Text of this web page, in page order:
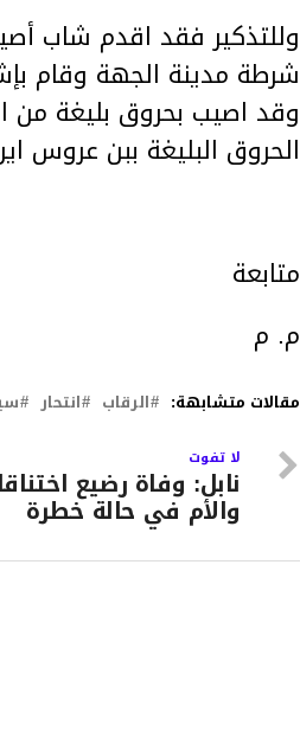
وللتذكير فقد اقدم شاب
شرطة مدينة الجهة وقام
وقد اصيب بحروق بليغة من
الحروق البليغة ببن عروس
متابعة
م. م
مقالات متشابهة: الرقاب انتحار
لا تفوت
نابل: وفاة رضيع
والأم في حالة خطرة